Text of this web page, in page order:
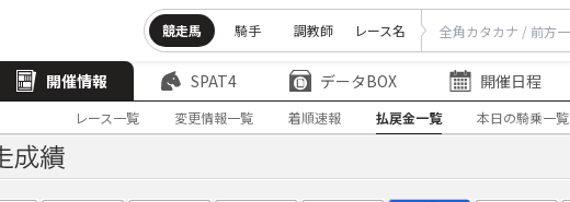
競走馬 騎手 調教師 レース名
開催情報 SPAT4 データBOX 開催日程
レース一覧 変更情報一覧 着順速報 払戻金一覧 本日の騎乗一覧